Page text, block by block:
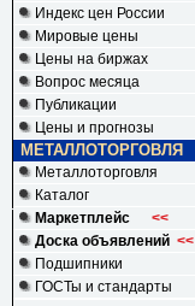
Индекс цен России
Мировые цены
Цены на биржах
Вопрос месяца
Публикации
Цены и прогнозы
МЕТАЛЛОТОРГОВЛЯ
Металлоторговля
Каталог
Маркетплейс
<<
Доска объявлений <<
Подшипники
ГОСТы и стандарты